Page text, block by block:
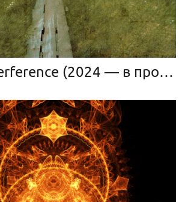
Screen Interference (2024 — в прогрессе)